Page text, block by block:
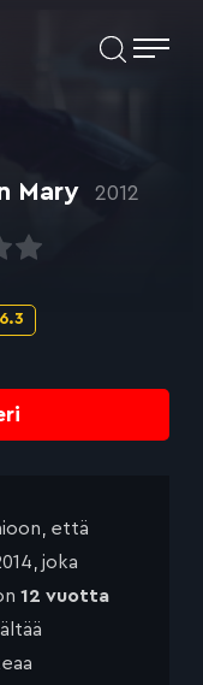
Mary 2012
6.3
että
joka
12 vuotta